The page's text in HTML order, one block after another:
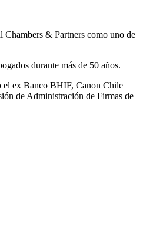
Chambers & Partners como uno de
durante más de 50 años.
el ex Banco BHIF, Canon Chile
de Administración de Firmas de